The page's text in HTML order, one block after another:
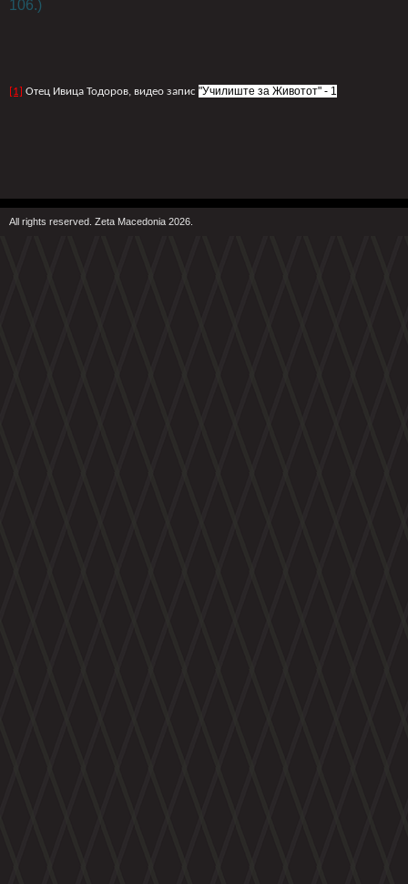
106.)
[1] Отец Ивица Тодоров, видео запис "Училиште за Животот" - 1
All rights reserved. Zeta Macedonia 2026.